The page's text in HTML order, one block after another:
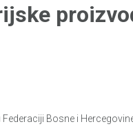
Bosne i